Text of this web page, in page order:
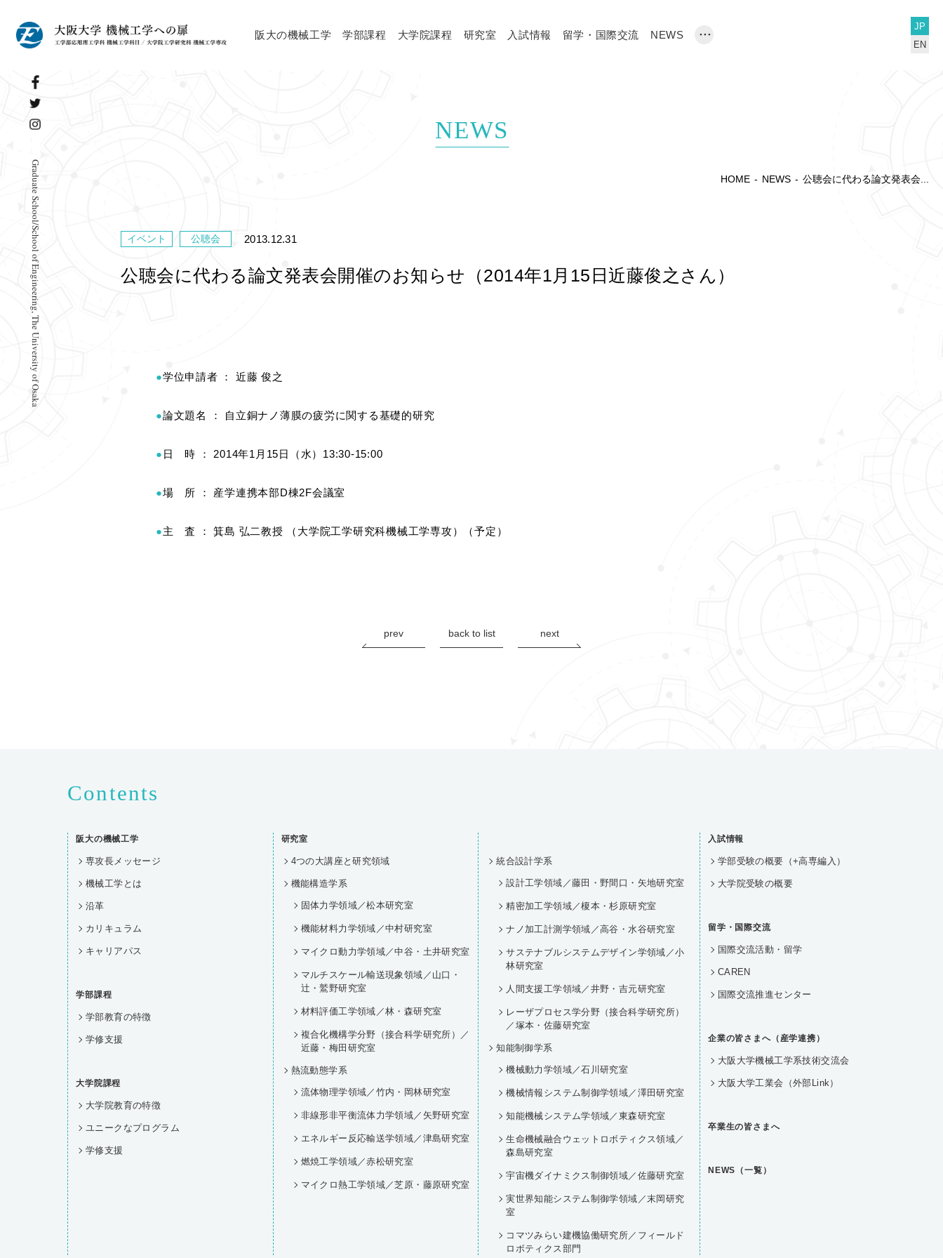
阪大の機械工学 学部課程 大学院課程 研究室 入試情報 留学・国際交流 NEWS ・・・
JP
EN
Graduate School/School of Engineering, The University of Osaka
NEWS
HOME - NEWS - 公聴会に代わる論文発表会...
イベント 公聴会 2013.12.31
公聴会に代わる論文発表会開催のお知らせ（2014年1月15日近藤俊之さん）
学位申請者 ： 近藤 俊之
論文題名 ： 自立銅ナノ薄膜の疲労に関する基礎的研究
日 時 ： 2014年1月15日（水）13:30-15:00
場 所 ： 産学連携本部D棟2F会議室
主 査 ： 箕島 弘二教授 （大学院工学研究科機械工学専攻）（予定）
prev back to list next
Contents
阪大の機械工学
専攻長メッセージ
機械工学とは
沿革
カリキュラム
キャリアパス
学部課程
学部教育の特徴
学修支援
大学院課程
大学院教育の特徴
ユニークなプログラム
学修支援
研究室
4つの大講座と研究領域
機能構造学系
固体力学領域／松本研究室
機能材料力学領域／中村研究室
マイクロ動力学領域／中谷・土井研究室
マルチスケール輸送現象領域／山口・
辻・鷲野研究室
材料評価工学領域／林・森研究室
複合化機構学分野（接合科学研究所）／
近藤・梅田研究室
熱流動態学系
流体物理学領域／竹内・岡林研究室
非線形非平衡流体力学領域／矢野研究室
エネルギー反応輸送学領域／津島研究室
燃焼工学領域／赤松研究室
マイクロ熱工学領域／芝原・藤原研究室
統合設計学系
設計工学領域／藤田・野間口・矢地研究室
精密加工学領域／榎本・杉原研究室
ナノ加工計測学領域／高谷・水谷研究室
サステナブルシステムデザイン学領域／小
林研究室
人間支援工学領域／井野・吉元研究室
レーザプロセス学分野（接合科学研究所）
／塚本・佐藤研究室
知能制御学系
機械動力学領域／石川研究室
機械情報システム制御学領域／澤田研究室
知能機械システム学領域／東森研究室
生命機械融合ウェットロボティクス領域／
森島研究室
宇宙機ダイナミクス制御領域／佐藤研究室
実世界知能システム制御学領域／末岡研究
室
コマツみらい建機協働研究所／フィールド
ロボティクス部門
入試情報
学部受験の概要（+高専編入）
大学院受験の概要
留学・国際交流
国際交流活動・留学
CAREN
国際交流推進センター
企業の皆さまへ（産学連携）
大阪大学機械工学系技術交流会
大阪大学工業会（外部Link）
卒業生の皆さまへ
NEWS（一覧）